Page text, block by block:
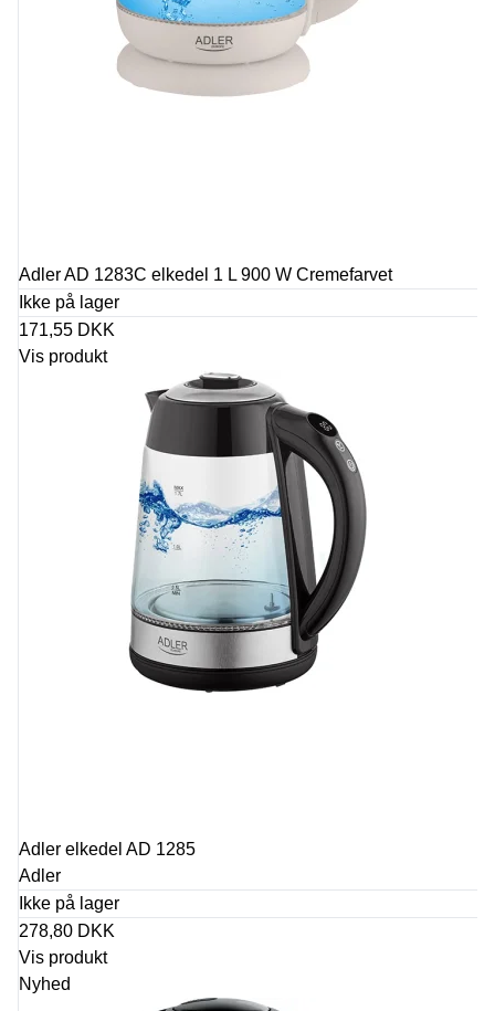
Adler AD 1283C elkedel 1 L 900 W Cremefarvet
Ikke på lager
171,55 DKK
Vis produkt
Adler elkedel AD 1285
Adler
Ikke på lager
278,80 DKK
Vis produkt
Nyhed